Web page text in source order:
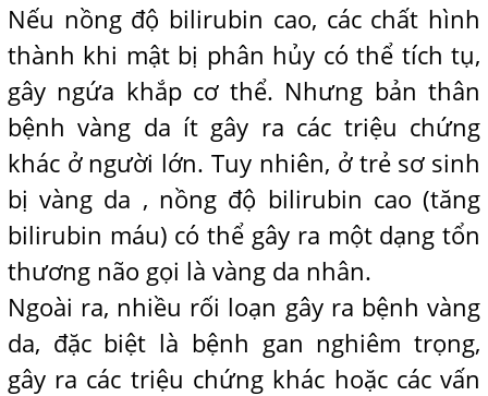
Nếu nồng độ bilirubin cao, các chất hình
thành khi mật bị phân hủy có thể tích tụ,
gây ngứa khắp cơ thể. Nhưng bản thân
bệnh vàng da ít gây ra các triệu chứng
khác ở người lớn. Tuy nhiên, ở trẻ sơ sinh
bị vàng da , nồng độ bilirubin cao (tăng
bilirubin máu) có thể gây ra một dạng tổn
thương não gọi là vàng da nhân.
Ngoài ra, nhiều rối loạn gây ra bệnh vàng
da, đặc biệt là bệnh gan nghiêm trọng,
gây ra các triệu chứng khác hoặc các vấn